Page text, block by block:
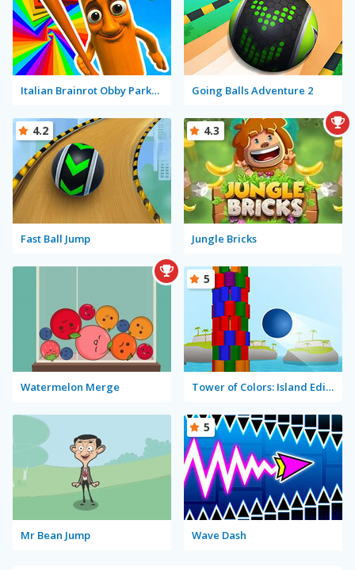
Italian Brainrot Obby Parkour Going Balls Adventure 2
Fast Ball Jump
4.2
Jungle Bricks
4.3
Watermelon Merge Tower of Colors: Island Edition
5
Mr Bean Jump Wave Dash
5